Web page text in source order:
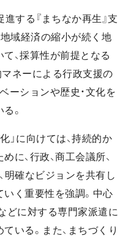
する『まちなか再生』支
地域経済の縮小が続く地
、採算性が前提となる
ネーによる行政支援の
ーションや歴史・文化を
。
」に向けては、持続的か
に、行政、商工会議所、
明確なビジョンを共有し
く重要性を強調。中心
どに対する専門家派遣に
いる。また、まちづくり